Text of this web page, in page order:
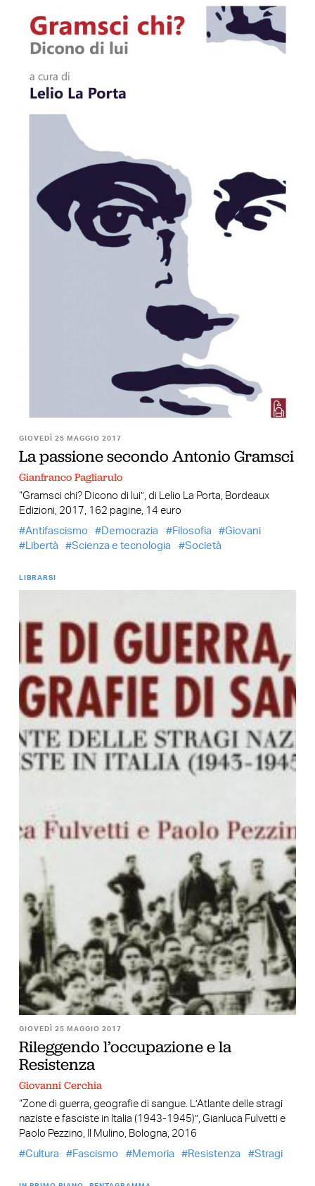
GIOVEDÌ 25 MAGGIO 2017
La passione secondo Antonio Gramsci
Gianfranco Pagliarulo
“Gramsci chi? Dicono di lui”, di Lelio La Porta, Bordeaux
Edizioni, 2017, 162 pagine, 14 euro
Antifascismo
Democrazia Filosofia
Giovani
Libertà
Scienza e tecnologia Società
LIBRARSI
GIOVEDÌ 25 MAGGIO 2017
Rileggendo l’occupazione e la
Resistenza
Giovanni Cerchia
“Zone di guerra, geografie di sangue. L’Atlante delle stragi
naziste e fasciste in Italia (1943-1945)”, Gianluca Fulvetti e
Paolo Pezzino, Il Mulino, Bologna, 2016
Cultura
Fascismo Memoria Resistenza Stragi